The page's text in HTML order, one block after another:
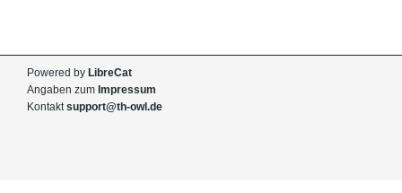
Powered by LibreCat
Angaben zum Impressum
Kontaktsupport@th-owl.de